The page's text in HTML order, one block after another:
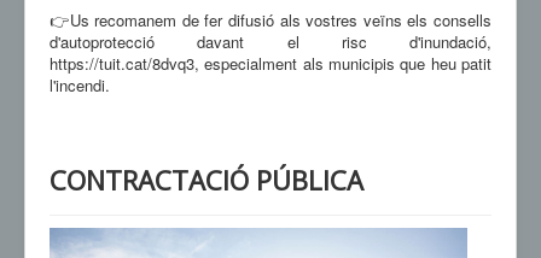
👉Us recomanem de fer difusió als vostres veïns els consells
d'autoprotecció davant el risc d'inundació,
https://tuit.cat/8dvq3, especialment als municipis que heu patit
l'incendi.
CONTRACTACIÓ PÚBLICA